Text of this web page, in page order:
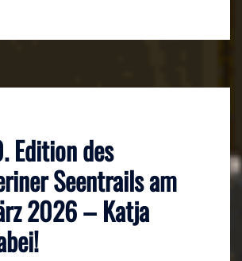
Edition des
Seentrails am
2026 – Katja